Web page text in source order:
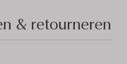
& retourneren